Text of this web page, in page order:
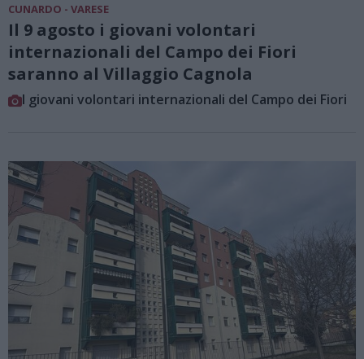
CUNARDO - VARESE
Il 9 agosto i giovani volontari
internazionali del Campo dei Fiori
saranno al Villaggio Cagnola
I giovani volontari internazionali del Campo dei Fiori